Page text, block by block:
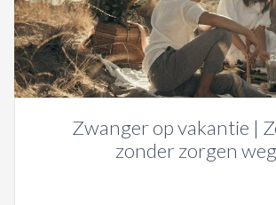
Zwanger op vakantie |
zonder zorgen